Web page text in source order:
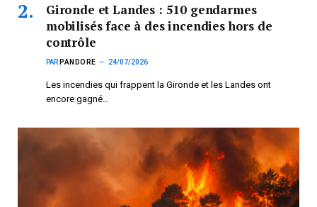
Gironde et Landes : 510 gendarmes
mobilisés face à des incendies hors de
contrôle
PAR PANDORE 24/07/2026
Les incendies qui frappent la Gironde et les Landes ont
encore gagné…